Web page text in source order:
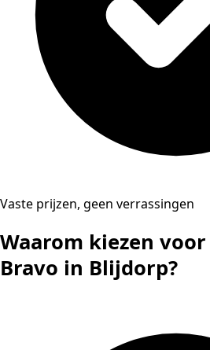
Vaste prijzen, geen verrassingen
Waarom kiezen
Bravo in Blijdorp?